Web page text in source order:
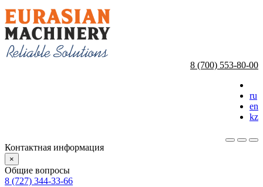
8 (700) 553-80-00
ru
en
kz
Контактная информация
×
Общие вопросы
8 (727) 344-33-66